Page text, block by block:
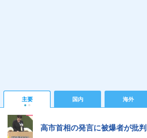
主要 国内 海外
高市首相の発言に被爆者が批判